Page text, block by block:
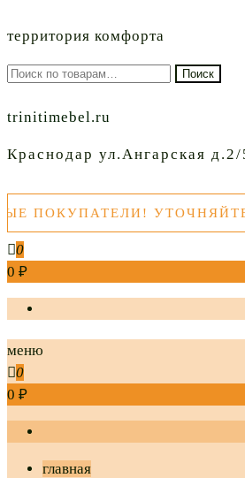
территория комфорта
Искать: Поиск
trinitimebel.ru
Краснодар ул.Ангарская д.2/
ПОКУПАТЕЛИ! УТОЧНЯЙТЕ
0
0 ₽
меню
0
0 ₽
главная